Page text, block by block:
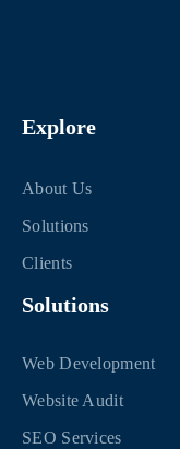
Explore
About Us
Solutions
Clients
Solutions
Web Development
Website Audit
SEO Services